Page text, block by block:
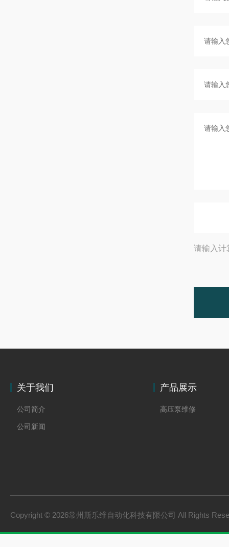
请输入计
关于我们
公司简介
公司新闻
产品展示
高压泵维修
Copyright © 2026常州斯乐维自动化科技有限公司 All Rights